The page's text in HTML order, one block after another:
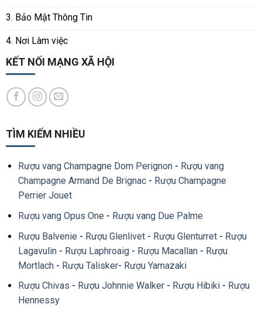
3. Bảo Mật Thông Tin
4. Nơi Làm việc
KẾT NỐI MẠNG XÃ HỘI
TÌM KIẾM NHIỀU
Rượu vang Champagne Dom Perignon- Rượu vang
Champagne Armand De Brignac- Rượu Champagne
Perrier Jouet
Rượu vang Opus One - Rượu vang Due Palme
Rượu Balvenie - Rượu Glenlivet- Rượu Glenturret- Rượu
Lagavulin- Rượu Laphroaig- Rượu Macallan- Rượu
Mortlach- Rượu Talisker- Rượu Yamazaki
Rượu Chivas - Rượu Johnnie Walker- Rượu Hibiki- Rượu
Hennessy